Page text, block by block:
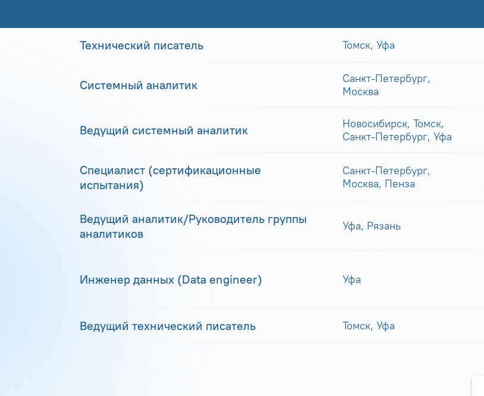
Технический писатель Томск, Уфа
Системный аналитик
Санкт-Петербург,
Москва
Ведущий системный аналитик
Новосибирск, Томск,
Санкт-Петербург, Уфа
Специалист (сертификационные
испытания)
Санкт-Петербург,
Москва, Пенза
Ведущий аналитик/Руководитель группы
аналитиков
Уфа, Рязань
Инженер данных (Data engineer) Уфа
Ведущий технический писатель Томск, Уфа